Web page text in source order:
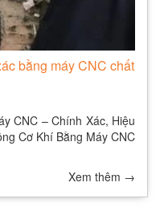
bằng máy CNC chất
CNC – Chính Xác, Hiệu
Cơ Khí Bằng Máy CNC
Xem thêm →